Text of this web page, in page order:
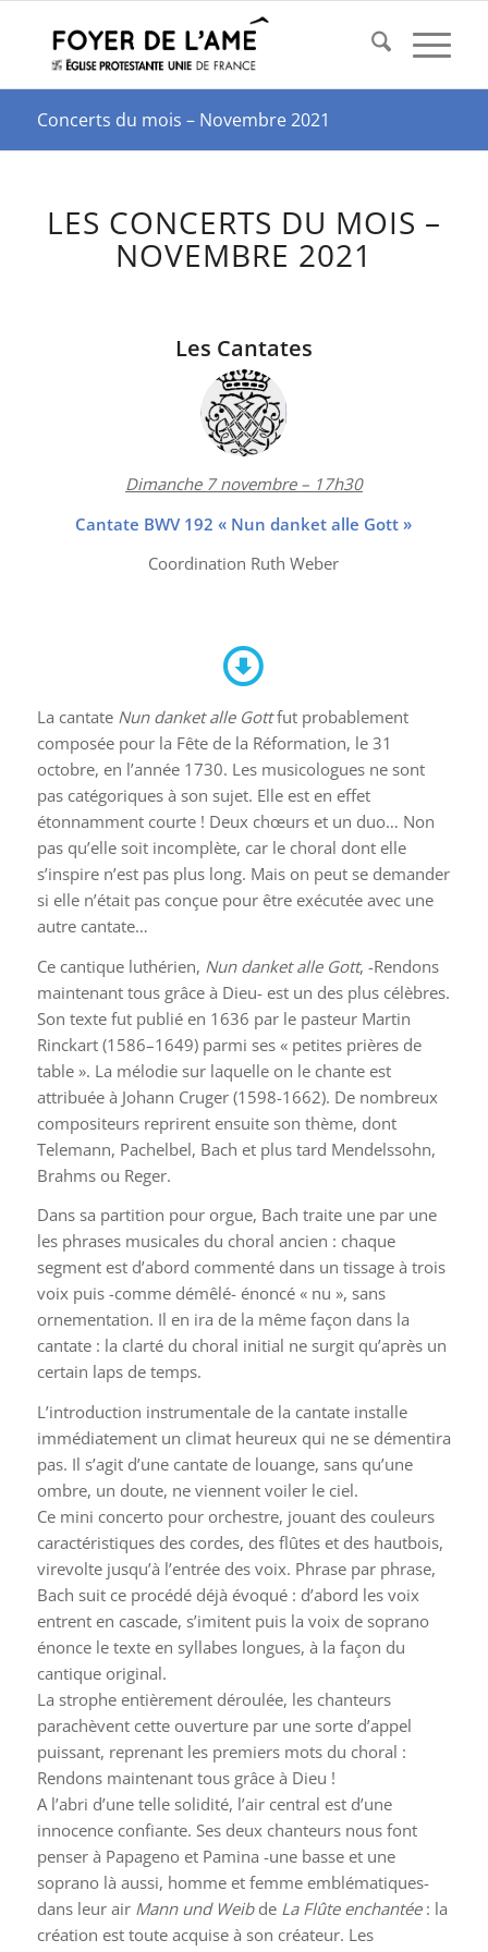
Concerts du mois – Novembre 2021
LES CONCERTS DU MOIS –
NOVEMBRE 2021
Les Cantates
Dimanche 7 novembre– 17h30
Cantate BWV 192 « Nun danket alle Gott »
Coordination Ruth Weber
La cantate Nun danket alle Gottfut probablement
composée pour la Fête de la Réformation, le 31
octobre, en l’année 1730. Les musicologues ne sont
pas catégoriques à son sujet. Elle est en effet
étonnamment courte ! Deux chœurs et un duo… Non
pas qu’elle soit incomplète, car le choral dont elle
s’inspire n’est pas plus long. Mais on peut se demander
si elle n’était pas conçue pour être exécutée avec une
autre cantate…
Ce cantique luthérien, Nun danket alle Gott, -Rendons
maintenant tous grâce à Dieu- est un des plus célèbres.
Son texte fut publié en 1636 par le pasteur Martin
Rinckart (1586–1649) parmi ses « petites prières de
table ». La mélodie sur laquelle on le chante est
attribuée à Johann Cruger (1598-1662). De nombreux
compositeurs reprirent ensuite son thème, dont
Telemann, Pachelbel, Bach et plus tard Mendelssohn,
Brahms ou Reger.
Dans sa partition pour orgue, Bach traite une par une
les phrases musicales du choral ancien : chaque
segment est d’abord commenté dans un tissage à trois
voix puis -comme démêlé- énoncé « nu », sans
ornementation. Il en ira de la même façon dans la
cantate : la clarté du choral initial ne surgit qu’après un
certain laps de temps.
L’introduction instrumentale de la cantate installe
immédiatement un climat heureux qui ne se démentira
pas. Il s’agit d’une cantate de louange, sans qu’une
ombre, un doute, ne viennent voiler le ciel.
Ce mini concerto pour orchestre, jouant des couleurs
caractéristiques des cordes, des flûtes et des hautbois,
virevolte jusqu’à l’entrée des voix. Phrase par phrase,
Bach suit ce procédé déjà évoqué : d’abord les voix
entrent en cascade, s’imitent puis la voix de soprano
énonce le texte en syllabes longues, à la façon du
cantique original.
La strophe entièrement déroulée, les chanteurs
parachèvent cette ouverture par une sorte d’appel
puissant, reprenant les premiers mots du choral :
Rendons maintenant tous grâce à Dieu !
A l’abri d’une telle solidité, l’air central est d’une
innocence confiante. Ses deux chanteurs nous font
penser à Papageno et Pamina -une basse et une
soprano là aussi, homme et femme emblématiques-
dans leur air Mann und Weibde La Flûte enchantée: la
création est toute acquise à son créateur. Les